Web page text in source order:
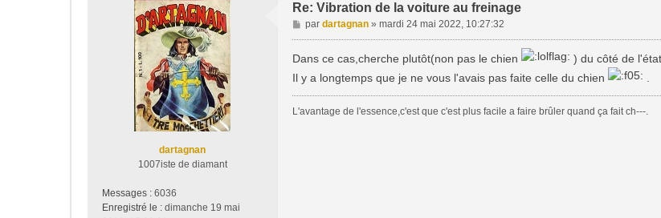
dartagnan
1007iste de diamant
Messages : 6036
Enregistré le : dimanche 19 mai
Re: Vibration de la voiture au freinage
M
e
a
g
e
par dartagnan» mardi 24 mai 2022, 10:27:32
Dans ce cas,cherche plutôt(non pas le chien
) du côté de
Il y a longtemps que je ne vous l'avais pas faite celle du chien
L'avantage de l'essence,c'est que c'est plus facile a faire brûler quand ça fait ch---.